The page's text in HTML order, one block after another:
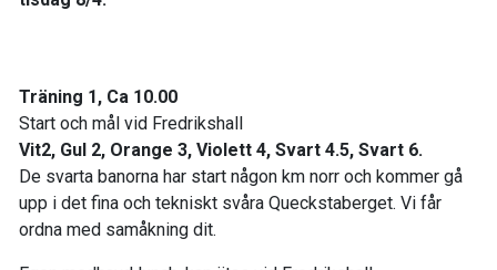
Träning 1, Ca 10.00
Start och mål vid Fredrikshall
Vit2, Gul 2, Orange 3, Violett 4, Svart 4.5, Svart 6.
De svarta banorna har start någon km norr och kommer gå
upp i det fina och tekniskt svåra Queckstaberget. Vi får
ordna med samåkning dit.